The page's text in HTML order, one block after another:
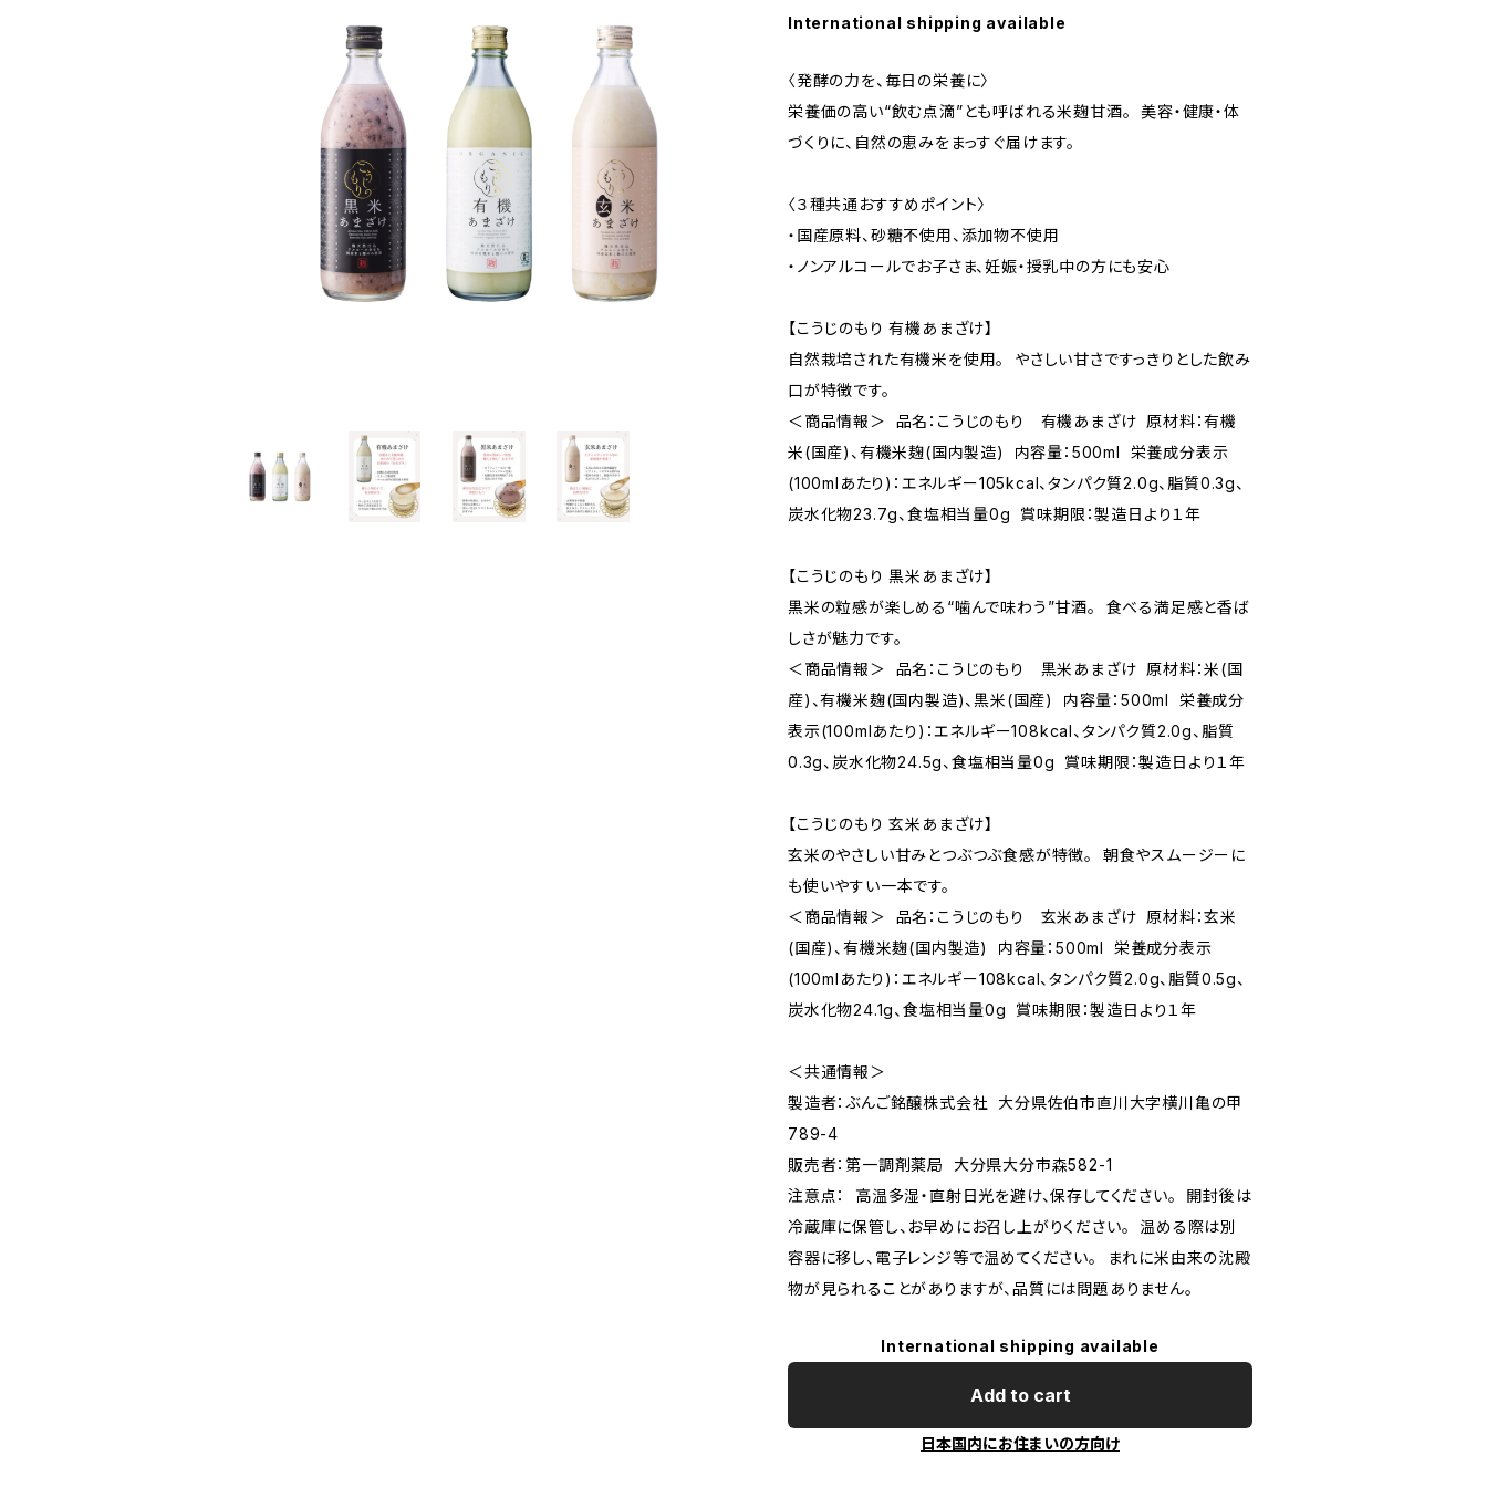
International shipping available
〈発酵の力を、毎日の栄養に〉
栄養価の高い“飲む点滴”とも呼ばれる米麹甘酒。 美容・健康・体
づくりに、自然の恵みをまっすぐ届けます。
〈３種共通おすすめポイント〉
・国産原料、砂糖不使用、添加物不使用
・ノンアルコールでお子さま、妊娠・授乳中の方にも安心
【こうじのもり 有機あまざけ】
自然栽培された有機米を使用。 やさしい甘さですっきりとした飲み
口が特徴です。
＜商品情報＞ 品名：こうじのもり 有機あまざけ 原材料：有機
米(国産)、有機米麹(国内製造) 内容量：500ml 栄養成分表示
(100mlあたり)：エネルギー105kcal、タンパク質2.0g、脂質0.3g、
炭水化物23.7g、食塩相当量0g 賞味期限：製造日より１年
【こうじのもり 黒米あまざけ】
黒米の粒感が楽しめる“噛んで味わう”甘酒。 食べる満足感と香ば
しさが魅力です。
＜商品情報＞ 品名：こうじのもり 黒米あまざけ 原材料：米(国
産)、有機米麹(国内製造)、黒米(国産) 内容量：500ml 栄養成分
表示(100mlあたり)：エネルギー108kcal、タンパク質2.0g、脂質
0.3g、炭水化物24.5g、食塩相当量0g 賞味期限：製造日より１年
【こうじのもり 玄米あまざけ】
玄米のやさしい甘みとつぶつぶ食感が特徴。 朝食やスムージーに
も使いやすい一本です。
＜商品情報＞ 品名：こうじのもり 玄米あまざけ 原材料：玄米
(国産)、有機米麹(国内製造) 内容量：500ml 栄養成分表示
(100mlあたり)：エネルギー108kcal、タンパク質2.0g、脂質0.5g、
炭水化物24.1g、食塩相当量0g 賞味期限：製造日より１年
＜共通情報＞
製造者：ぶんご銘醸株式会社 大分県佐伯市直川大字横川亀の甲
789-4
販売者：第一調剤薬局 大分県大分市森582-1
注意点： 高温多湿・直射日光を避け、保存してください。 開封後は
冷蔵庫に保管し、お早めにお召し上がりください。 温める際は別
容器に移し、電子レンジ等で温めてください。 まれに米由来の沈殿
物が見られることがありますが、品質には問題ありません。
International shipping available
Add to cart
日本国内にお住まいの方向け